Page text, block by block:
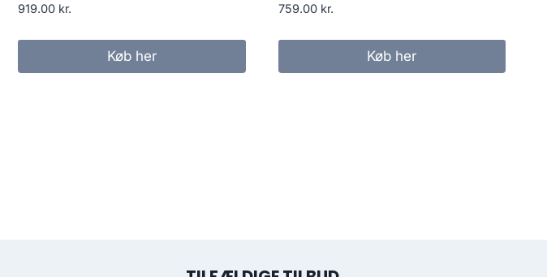
919.00 kr.
Køb her
759.00 kr.
Køb her